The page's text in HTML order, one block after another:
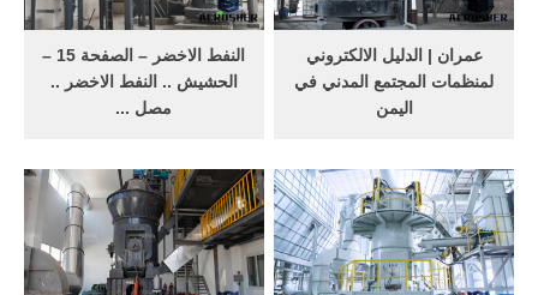
النفط الاخضر – الصفحة 15 –
الحشيش .. النفط الاخضر ..
مصل ...
لعلاج الساسة واصحاب الاقلام
.. لتغيرهم الى واقع ...
عمران | الدليل الالكتروني
لمنظمات المجتمع المدني في
اليمن
الأخضر حول مصانع الأسمنت ...
دليل المنظمات ...